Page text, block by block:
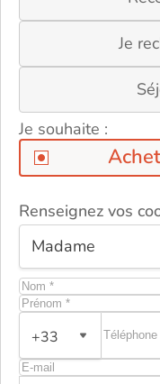
Je
Je souhaite :
Renseignez vos
+33